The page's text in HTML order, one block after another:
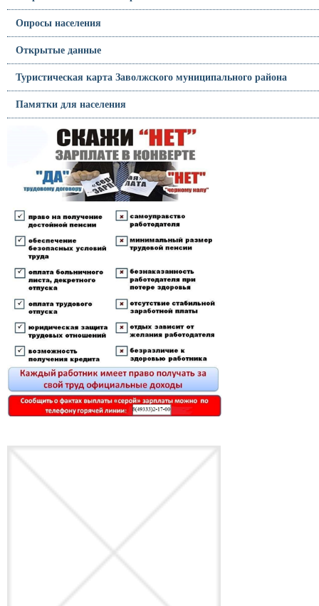
Опросы населения
Открытые данные
Туристическая карта Заволжского муниципального района
Памятки для населения